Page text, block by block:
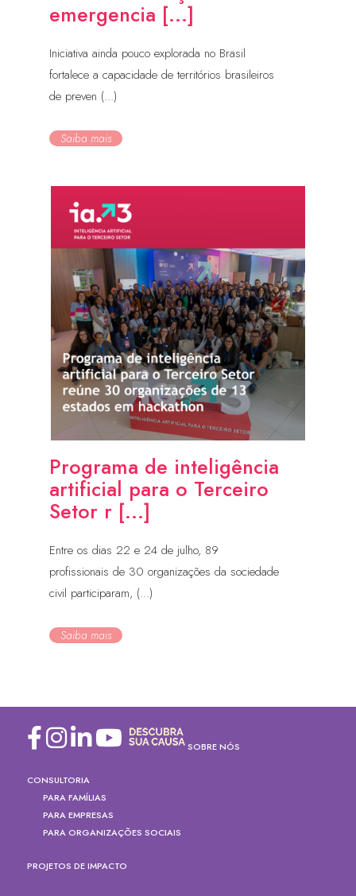
emergencia [...]
Iniciativa ainda pouco explorada no Brasil
fortalece a capacidade de territórios brasileiros
de preven (...)
Saiba mais
Programa de inteligência
artificial para o Terceiro
Setor r [...]
Entre os dias 22 e 24 de julho, 89
profissionais de 30 organizações da sociedade
civil participaram, (...)
Saiba mais
SOBRE NÓS
CONSULTORIA
PARA FAMÍLIAS
PARA EMPRESAS
PARA ORGANIZAÇÕES SOCIAIS
PROJETOS DE IMPACTO